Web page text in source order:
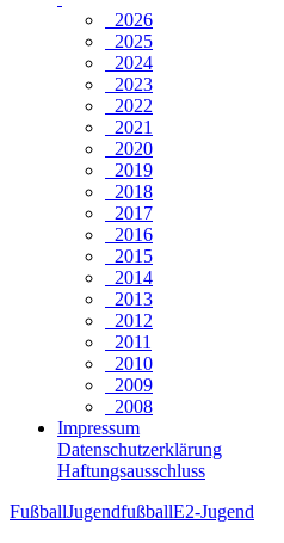
2026
2025
2024
2023
2022
2021
2020
2019
2018
2017
2016
2015
2014
2013
2012
2011
2010
2009
2008
Impressum
Datenschutzerklärung
Haftungsausschluss
FußballJugendfußballE2-Jugend